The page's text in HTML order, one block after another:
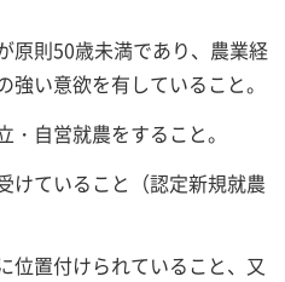
原則50歳未満であり、農業経
い意欲を有していること。
自営就農をすること。
けていること（認定新規就農
位置付けられていること、又